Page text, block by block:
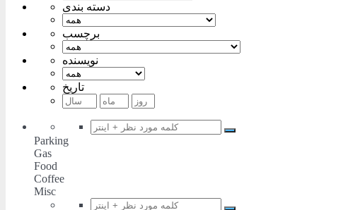
دسته بندی
برچسب
نویسنده
تاریخ
Parking
Gas
Food
Coffee
Misc